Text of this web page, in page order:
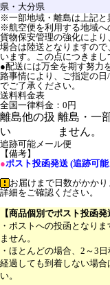
県・大分県
※一部地域・離島は上記と
※航空便を利用する地域へ
貨物保安管理の強化によ
場合は陸送となりますの
います。この点につきまし
●配送には万全を期す努力
路事情により、ご指定の
でご了承ください。
送料料金表
全国一律料金：0円
離島他の扱
い
離島・一
ません。
追跡可能メール便
【備考】
●ポスト投函発送 (追跡可
お届けまで日数がかか
詳細をご確認ください。
【商品個別でポスト投函
・ポストへの投函となり
ません。
・ほとんどの場合、2～3
経過しても到着しない場
い。